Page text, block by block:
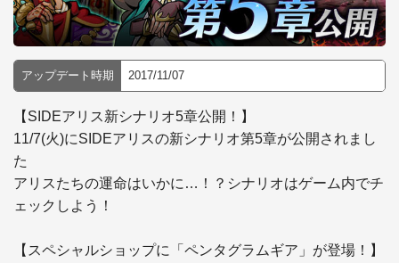
アップデート時期 2017/11/07
【SIDEアリス新シナリオ5章公開！】
11/7(火)にSIDEアリスの新シナリオ第5章が公開されまし
た
アリスたちの運命はいかに…！？シナリオはゲーム内でチ
ェックしよう！
【スペシャルショップに「ペンタグラムギア」が登場！】